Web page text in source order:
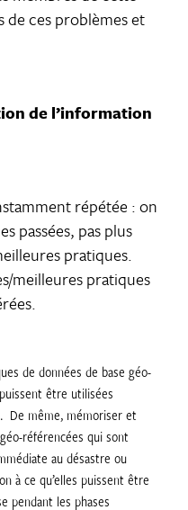
ces problèmes et
de l’information
répétée : on
passées, pas plus
pratiques.
meilleures pratiques
de données de base géo-
être utilisées
De même, mémoriser et
référencées qui sont
au désastre ou
à ce qu’elles puissent être
pendant les phases